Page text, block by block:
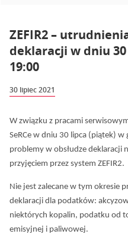
ZEFIR2 –
deklaracji w dniu 30
19:00
30 lipiec 2021
W związku z pracami
SeRCe w dniu 30 lipca (piątek)
problemy w obsłudze deklaracji
przyjęciem przez system ZEFIR2.
Nie jest zalecane w tym okresie
deklaracji dla podatków:
niektórych kopalin, podatku od
emisyjnej i paliwowej.